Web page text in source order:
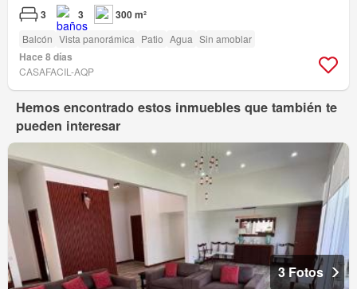
3 3 300 m²
Balcón Vista panorámica Patio Agua Sin amoblar
Hace 8 días
CASAFACIL-AQP
Hemos encontrado estos inmuebles que también te
pueden interesar
3 Fotos